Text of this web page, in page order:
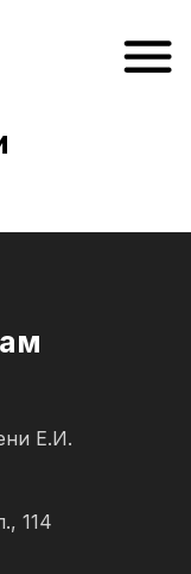
Е.И.
114